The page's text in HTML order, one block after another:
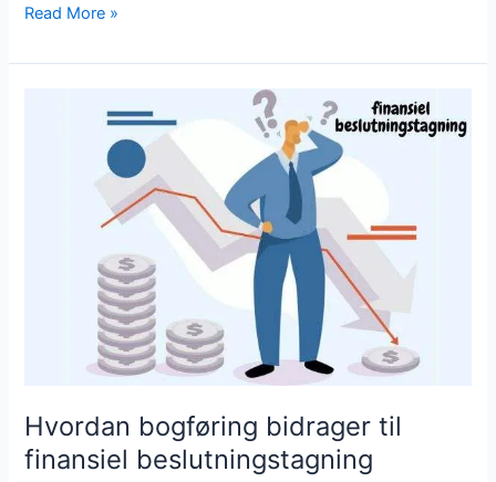
Read More »
Hvordan bogføring bidrager til
finansiel beslutningstagning
beslutningstagning